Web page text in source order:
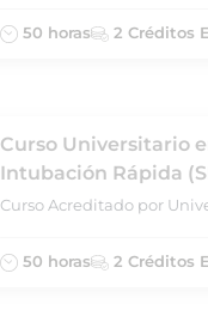
50 horas 2 Créditos
Curso Universitario
Intubación Rápida
Curso Acreditado por
50 horas 2 Créditos